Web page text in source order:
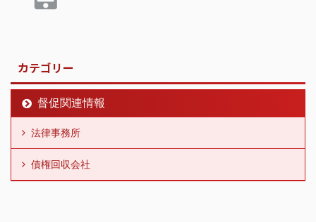
カテゴリー
督促関連情報
法律事務所
債権回収会社